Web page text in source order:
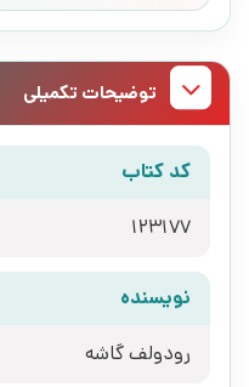
توضیحات تکمیلی
کد کتاب
123177
نویسنده
رودولف گاشه